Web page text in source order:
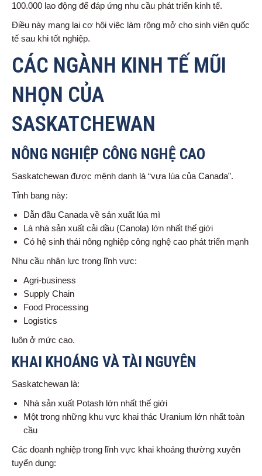
100.000 lao động để đáp ứng nhu cầu phát triển kinh tế.
Điều này mang lại cơ hội việc làm rộng mở cho sinh viên quốc
tế sau khi tốt nghiệp.
CÁC NGÀNH KINH TẾ MŨI
NHỌN CỦA
SASKATCHEWAN
NÔNG NGHIỆP CÔNG NGHỆ CAO
Saskatchewan được mệnh danh là “vựa lúa của Canada”.
Tỉnh bang này:
Dẫn đầu Canada về sản xuất lúa mì
Là nhà sản xuất cải dầu (Canola) lớn nhất thế giới
Có hệ sinh thái nông nghiệp công nghệ cao phát triển mạnh
Nhu cầu nhân lực trong lĩnh vực:
Agri-business
Supply Chain
Food Processing
Logistics
luôn ở mức cao.
KHAI KHOÁNG VÀ TÀI NGUYÊN
Saskatchewan là:
Nhà sản xuất Potash lớn nhất thế giới
Một trong những khu vực khai thác Uranium lớn nhất toàn
cầu
Các doanh nghiệp trong lĩnh vực khai khoáng thường xuyên
tuyển dụng: